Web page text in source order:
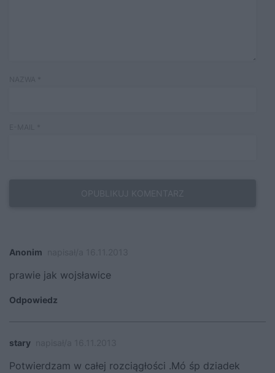
Anonim
prawie jak wojsławice
Odpowiedz
stary
Potwierdzam w całej rozciągłości .Mó śp dziadek